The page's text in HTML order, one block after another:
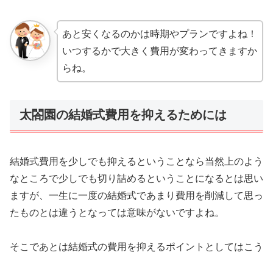
あと安くなるのかは時期やプランですよね！
いつするかで大きく費用が変わってきますか
らね。
太閤園の結婚式費用を抑えるためには
結婚式費用を少しでも抑えるということなら当然上のよう
なところで少しでも切り詰めるということになるとは思い
ますが、一生に一度の結婚式であまり費用を削減して思っ
たものとは違うとなっては意味がないですよね。
そこであとは結婚式の費用を抑えるポイントとしてはこう